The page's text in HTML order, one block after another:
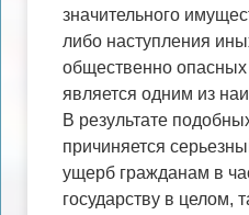
значительного
либо наступления
общественно опасных
является одним из
В результате
причиняется
ущерб гражданам в
государству в целом,